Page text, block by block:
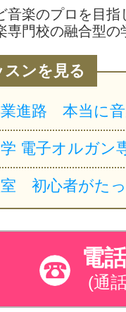
音楽のプロを目
専門校の融合型
スンを見る
電
(通